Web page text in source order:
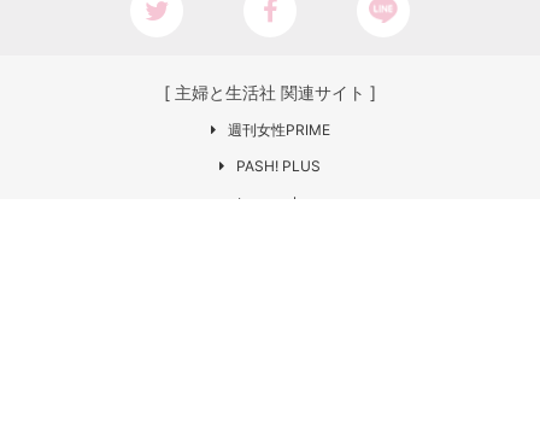
[ 主婦と生活社 関連サイト ]
週刊女性PRIME
PASH! PLUS
ar web